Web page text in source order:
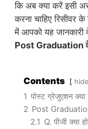
कि अब क्या करें इसी
करना चाहिए रिसीवर
में आपको यह जानकारी
Post Graduation के
Contents hide
1 पोस्ट ग्रेजुएशन क्या
2 Post
2.1 Q. पीजी क्या